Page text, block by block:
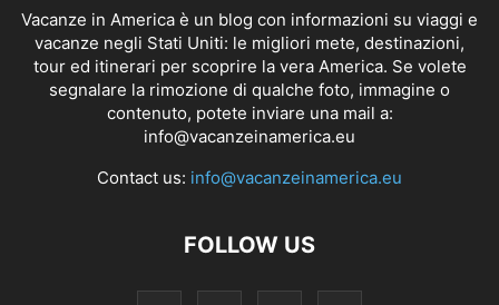
Vacanze in America è un blog con informazioni su viaggi e
vacanze negli Stati Uniti: le migliori mete, destinazioni,
tour ed itinerari per scoprire la vera America. Se volete
segnalare la rimozione di qualche foto, immagine o
contenuto, potete inviare una mail a:
info@vacanzeinamerica.eu
Contact us: info@vacanzeinamerica.eu
FOLLOW US